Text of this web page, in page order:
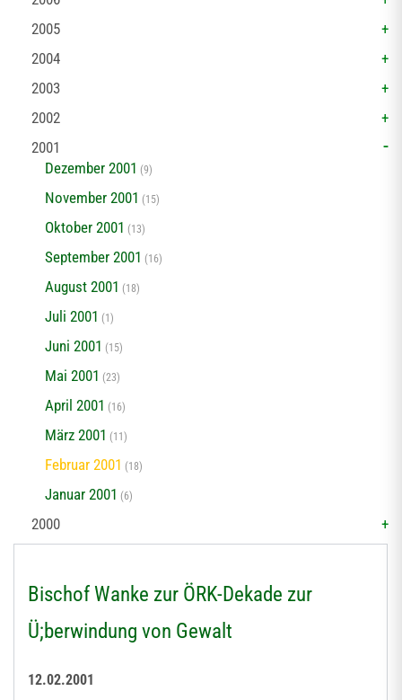
2005
2004
2003
2002
2001
Dezember 2001 (9)
November 2001 (15)
Oktober 2001 (13)
September 2001 (16)
August 2001 (18)
Juli 2001 (1)
Juni 2001 (15)
Mai 2001 (23)
April 2001 (16)
März 2001 (11)
Februar 2001 (18)
Januar 2001 (6)
2000
Bischof Wanke zur ÖRK-Dekade zur
Ü;berwindung von Gewalt
12.02.2001